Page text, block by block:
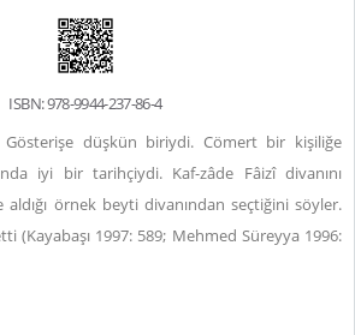
ISBN: 978-9944-237-86-4
Gösterişe düşkün biriydi. Cömert bir kişiliğe
iyi bir tarihçiydi. Kaf-zâde Fâizî divanını
örnek beyti divanından seçtiğini söyler.
(Kayabaşı 1997: 589; Mehmed Süreyya 1996: